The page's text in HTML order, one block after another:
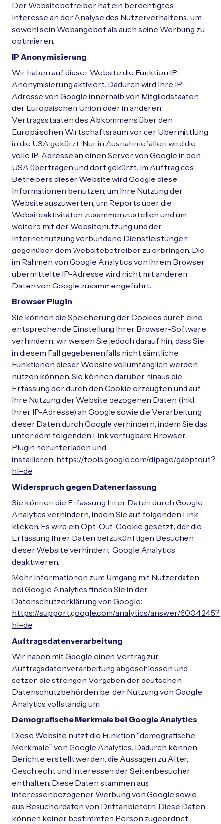
Der Websitebetreiber hat ein berechtigtes
Interesse an der Analyse des Nutzerverhaltens, um
sowohl sein Webangebot als auch seine Werbung zu
optimieren.
IP Anonymisierung
Wir haben auf dieser Website die Funktion IP-
Anonymisierung aktiviert. Dadurch wird Ihre IP-
Adresse von Google innerhalb von Mitgliedstaaten
der Europäischen Union oder in anderen
Vertragsstaaten des Abkommens über den
Europäischen Wirtschaftsraum vor der Übermittlung
in die USA gekürzt. Nur in Ausnahmefällen wird die
volle IP-Adresse an einen Server von Google in den
USA übertragen und dort gekürzt. Im Auftrag des
Betreibers dieser Website wird Google diese
Informationen benutzen, um Ihre Nutzung der
Website auszuwerten, um Reports über die
Websiteaktivitäten zusammenzustellen und um
weitere mit der Websitenutzung und der
Internetnutzung verbundene Dienstleistungen
gegenüber dem Websitebetreiber zu erbringen. Die
im Rahmen von Google Analytics von Ihrem Browser
übermittelte IP-Adresse wird nicht mit anderen
Daten von Google zusammengeführt.
Browser Plugin
Sie können die Speicherung der Cookies durch eine
entsprechende Einstellung Ihrer Browser-Software
verhindern; wir weisen Sie jedoch darauf hin, dass Sie
in diesem Fall gegebenenfalls nicht sämtliche
Funktionen dieser Website vollumfänglich werden
nutzen können. Sie können darüber hinaus die
Erfassung der durch den Cookie erzeugten und auf
Ihre Nutzung der Website bezogenen Daten (inkl.
Ihrer IP-Adresse) an Google sowie die Verarbeitung
dieser Daten durch Google verhindern, indem Sie das
unter dem folgenden Link verfügbare Browser-
Plugin herunterladen und
installieren: https://tools.google.com/dlpage/gaoptout?
hl=de.
Widerspruch gegen Datenerfassung
Sie können die Erfassung Ihrer Daten durch Google
Analytics verhindern, indem Sie auf folgenden Link
klicken. Es wird ein Opt-Out-Cookie gesetzt, der die
Erfassung Ihrer Daten bei zukünftigen Besuchen
dieser Website verhindert: Google Analytics
deaktivieren.
Mehr Informationen zum Umgang mit Nutzerdaten
bei Google Analytics finden Sie in der
Datenschutzerklärung von Google:
https://support.google.com/analytics/answer/6004245?
hl=de.
Auftragsdatenverarbeitung
Wir haben mit Google einen Vertrag zur
Auftragsdatenverarbeitung abgeschlossen und
setzen die strengen Vorgaben der deutschen
Datenschutzbehörden bei der Nutzung von Google
Analytics vollständig um.
Demografische Merkmale bei Google Analytics
Diese Website nutzt die Funktion “demografische
Merkmale” von Google Analytics. Dadurch können
Berichte erstellt werden, die Aussagen zu Alter,
Geschlecht und Interessen der Seitenbesucher
enthalten. Diese Daten stammen aus
interessenbezogener Werbung von Google sowie
aus Besucherdaten von Drittanbietern. Diese Daten
können keiner bestimmten Person zugeordnet